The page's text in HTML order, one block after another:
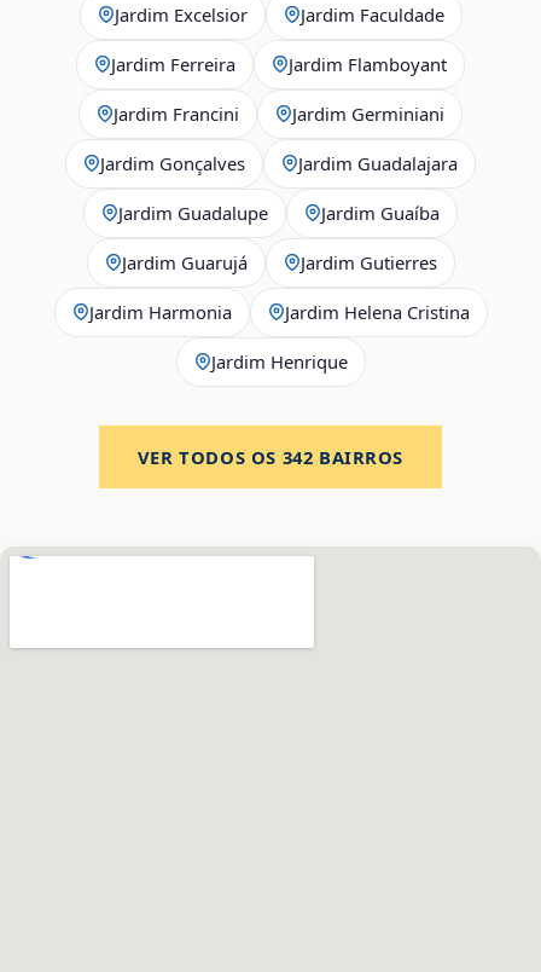
Jardim Excelsior Jardim Faculdade
Jardim Ferreira Jardim Flamboyant
Jardim Francini Jardim Germiniani
Jardim Gonçalves Jardim Guadalajara
Jardim Guadalupe Jardim Guaíba
Jardim Guarujá Jardim Gutierres
Jardim Harmonia Jardim Helena Cristina
Jardim Henrique
VER TODOS OS 342 BAIRROS